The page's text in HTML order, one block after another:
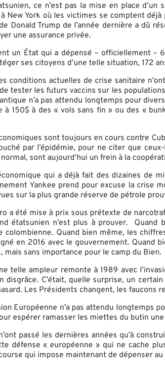
ce n’est pas la mise en place
New York où les victimes se comptent
Donald Trump de l’année dernière a dû
une assurance privée.
un État qui a dépensé – officiellement
ses citoyens d’une telle situation, 172
conditions actuelles de crise sanitaire
tester les futurs vaccins sur les
n’a pas attendu longtemps pour
150$ à des « vols sans fin » ou des «
sont toujours en cours contre
par l’épidémie, pour ne citer que
sont aujourd’hui un frein à la
qui a déjà fait des dizaines de
Yankee prend pour excuse la crise
sur la plus grande réserve de pétrole
a été mise à prix sous prétexte de
étatsunien n’est plus à prouver.
colombienne. Quand bien même, les
en 2016 avec le gouvernement.
sans importance pour le camp du Bien.
telle ampleur remonte à 1989 avec
C’était, quelle surprise, un
Les Présidents changent, les faucons
Européenne n’a pas attendu
espérer ramasser les miettes du butin
passé les dernières années qu’à
défense « européenne » qui ne cache
qui impose maintenant de dépenser